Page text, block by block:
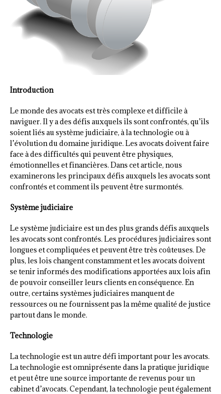
Introduction
Le monde des avocats est très complexe et difficile à
naviguer. Il y a des défis auxquels ils sont confrontés, qu’ils
soient liés au système judiciaire, à la technologie ou à
l’évolution du domaine juridique. Les avocats doivent faire
face à des difficultés qui peuvent être physiques,
émotionnelles et financières. Dans cet article, nous
examinerons les principaux défis auxquels les avocats sont
confrontés et comment ils peuvent être surmontés.
Système judiciaire
Le système judiciaire est un des plus grands défis auxquels
les avocats sont confrontés. Les procédures judiciaires sont
longues et compliquées et peuvent être très coûteuses. De
plus, les lois changent constamment et les avocats doivent
se tenir informés des modifications apportées aux lois afin
de pouvoir conseiller leurs clients en conséquence. En
outre, certains systèmes judiciaires manquent de
ressources ou ne fournissent pas la même qualité de justice
partout dans le monde.
Technologie
La technologie est un autre défi important pour les avocats.
La technologie est omniprésente dans la pratique juridique
et peut être une source importante de revenus pour un
cabinet d’avocats. Cependant, la technologie peut également